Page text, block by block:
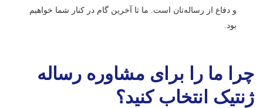
و دفاع از رساله‌تان است. ما تا آخرین گام در کنار شما خواهیم
بود.
چرا ما را برای مشاوره رساله
ژنتیک انتخاب کنید؟